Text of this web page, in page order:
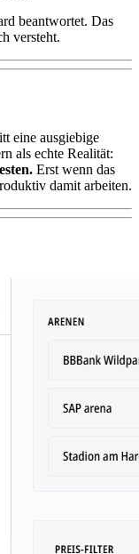
beantwortet. Das
versteht.
eine ausgiebige
als echte Realität:
Erst wenn das
damit arbeiten.